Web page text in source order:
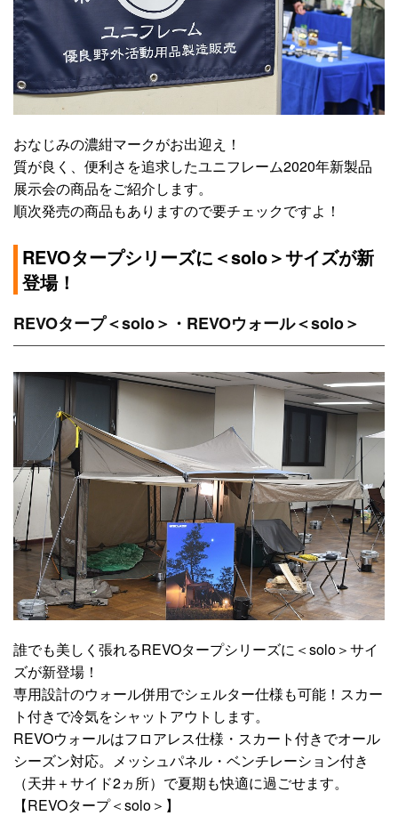
おなじみの濃紺マークがお出迎え！
質が良く、便利さを追求したユニフレーム2020年新製品
展示会の商品をご紹介します。
順次発売の商品もありますので要チェックですよ！
REVOタープシリーズに＜solo＞サイズが新
登場！
REVOタープ＜solo＞・REVOウォール＜solo＞
誰でも美しく張れるREVOタープシリーズに＜solo＞サイ
ズが新登場！
専用設計のウォール併用でシェルター仕様も可能！スカー
ト付きで冷気をシャットアウトします。
REVOウォールはフロアレス仕様・スカート付きでオール
シーズン対応。メッシュパネル・ベンチレーション付き
（天井＋サイド2ヵ所）で夏期も快適に過ごせます。
【REVOタープ＜solo＞】